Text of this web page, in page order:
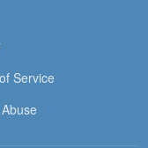
Service